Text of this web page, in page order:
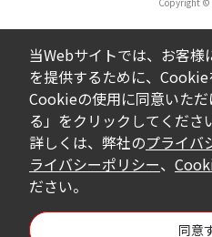
ダウンロードした取
べての掲載物の変更
い。お客様による内
の欠陥が生じたとして
証をいたしません。
果、万一お客様に損
社及び販売店等は一
掲載の取扱説明書等は
になっております。内
当Webサイトでは、お客
を提供するために、Cookie
Cookieの使用に同意いた
る」をクリックしてくださ
詳しくは、弊社のプライバ
ライバシーポリシー、
ださい。
同意